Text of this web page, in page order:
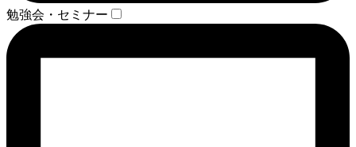
勉強会・セミナー